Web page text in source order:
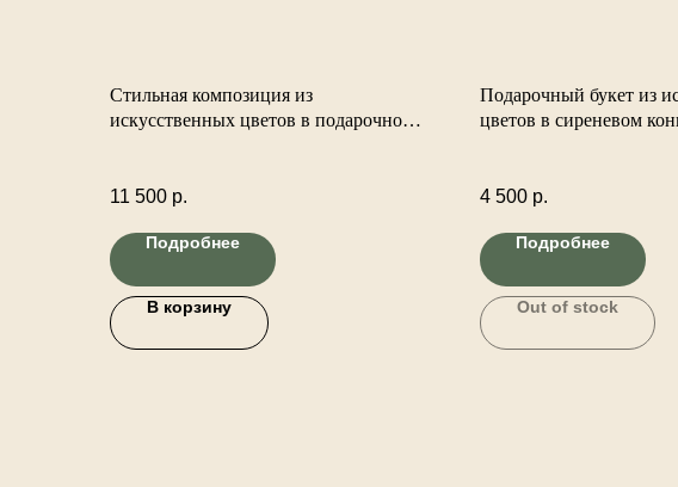
Стильная композиция из
искусственных цветов в подарочном
11 500 р.
Подробнее
В корзину
Подарочный букет из
цветов в сиреневом
4 500 р.
Подробнее
Out of stock